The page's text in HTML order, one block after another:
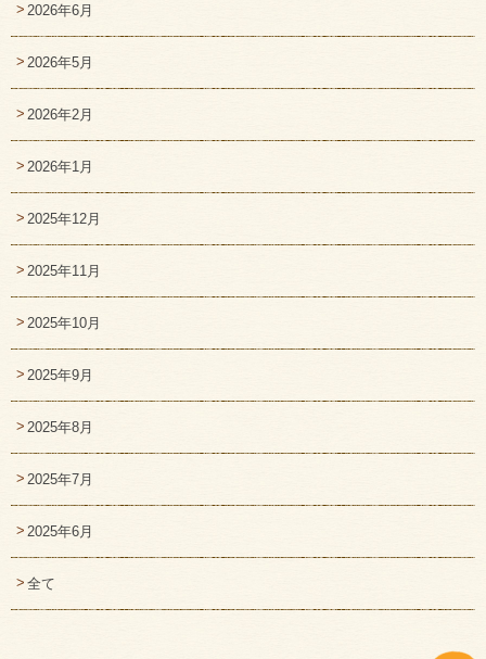
2026年6月
2026年5月
2026年2月
2026年1月
2025年12月
2025年11月
2025年10月
2025年9月
2025年8月
2025年7月
2025年6月
全て